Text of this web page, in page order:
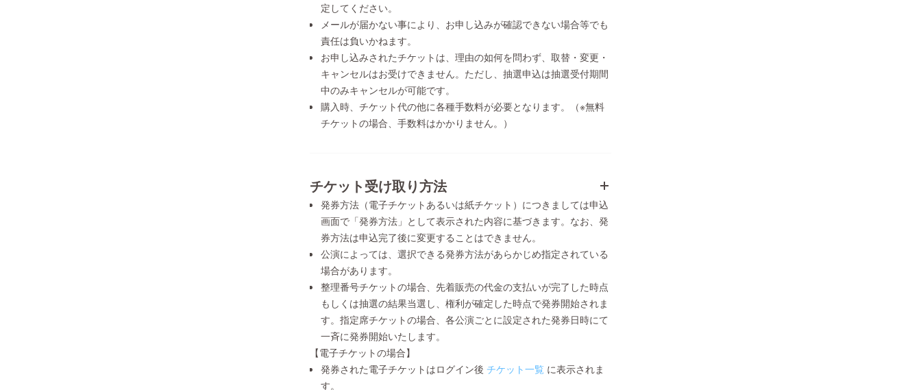
定してください。
メールが届かない事により、お申し込みが確認できない場合等でも
責任は負いかねます。
お申し込みされたチケットは、理由の如何を問わず、取替・変更・
キャンセルはお受けできません。ただし、抽選申込は抽選受付期間
中のみキャンセルが可能です。
購入時、チケット代の他に各種手数料が必要となります。（※無料
チケットの場合、手数料はかかりません。）
チケット受け取り方法
発券方法（電子チケットあるいは紙チケット）につきましては申込
画面で「発券方法」として表示された内容に基づきます。なお、発
券方法は申込完了後に変更することはできません。
公演によっては、選択できる発券方法があらかじめ指定されている
場合があります。
整理番号チケットの場合、先着販売の代金の支払いが完了した時点
もしくは抽選の結果当選し、権利が確定した時点で発券開始されま
す。指定席チケットの場合、各公演ごとに設定された発券日時にて
一斉に発券開始いたします。
【電子チケットの場合】
発券された電子チケットはログイン後 チケット一覧 に表示されま
す。